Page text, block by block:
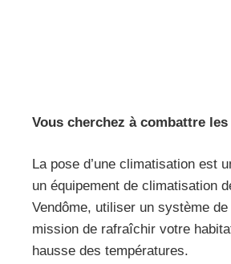
Vous cherchez à combattre
La pose d’une climatisation est
un équipement de climatisation
Vendôme, utiliser un système
mission de rafraîchir votre
hausse des températures.